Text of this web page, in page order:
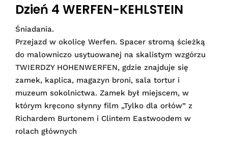
Dzień 4 WERFEN-KEHLSTEIN
Śniadania.
Przejazd w okolicę Werfen. Spacer stromą ścieżką
do malowniczo usytuowanej na skalistym wzgórzu
TWIERDZY HOHENWERFEN, gdzie znajduje się
zamek, kaplica, magazyn broni, sala tortur i
muzeum sokolnictwa. Zamek był miejscem, w
którym kręcono słynny film „Tylko dla orłów” z
Richardem Burtonem i Clintem Eastwoodem w
rolach głównych